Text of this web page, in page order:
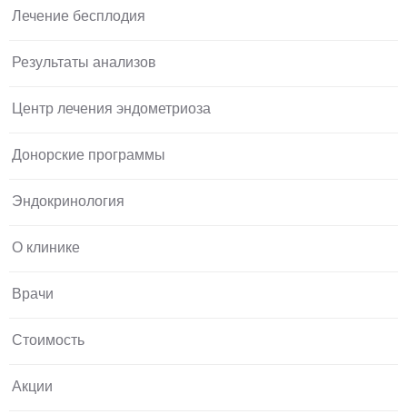
Лечение бесплодия
Результаты анализов
Центр лечения эндометриоза
Донорские программы
Эндокринология
О клинике
Врачи
Стоимость
Акции